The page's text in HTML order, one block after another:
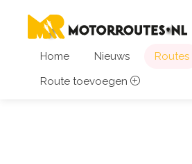
Home Nieuws Routes
Route toevoegen